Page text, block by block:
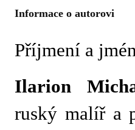
Informace o autorovi
Příjmení a
Ilarion
ruský malíř a